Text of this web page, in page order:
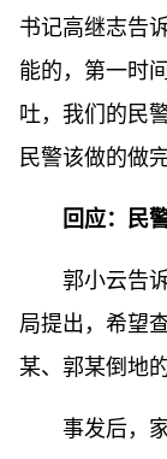
书记高继志告
能的，第一时
吐，我们的民
民警该做的做
回应：民
郭小云告
局提出，希望
某、郭某倒地
事发后，